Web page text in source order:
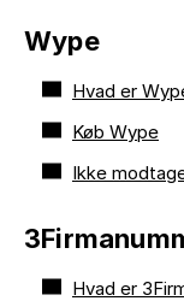
Wype
Hvad er
Køb Wype
Ikke
Hvad er